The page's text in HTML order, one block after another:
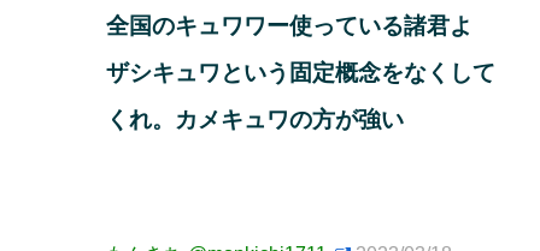
全国のキュワワー使っている諸君よ
ザシキュワという固定概念をなくして
くれ。カメキュワの方が強い